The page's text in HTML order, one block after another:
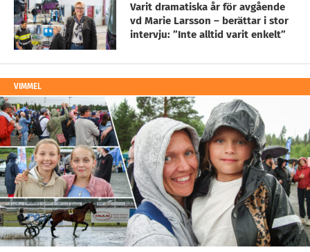
Varit dramatiska år för avgående
vd Marie Larsson – berättar i stor
intervju: ”Inte alltid varit enkelt”
VIMMEL